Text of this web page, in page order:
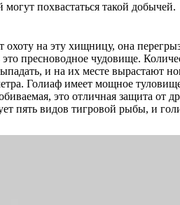
похвастаться такой добычей.
на эту хищницу, она
пресноводное чудовище.
и на их месте вырастают
Голиаф имеет мощное
это отличная защита от
пять видов тигровой рыбы, и